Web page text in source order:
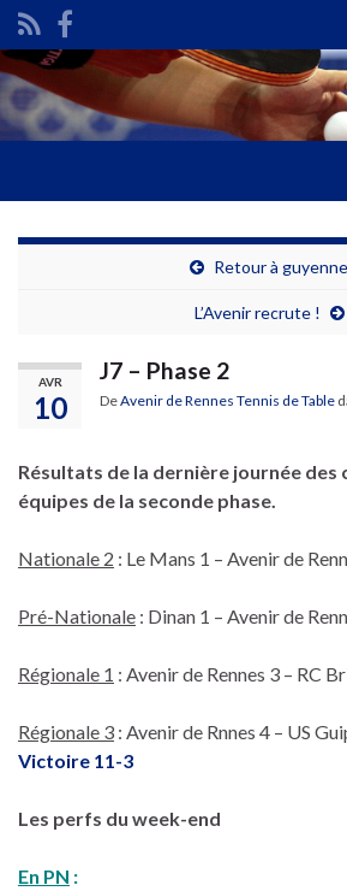
Search for:
Retour à guyenne
L’Avenir recrute !
AVR
10
J7 – Phase 2
DeAvenir de Rennes Tennis de Table
Résultats de la dernière journée des
équipes de la seconde phase.
Nationale 2 : Le Mans 1 – Avenir de
Pré-Nationale : Dinan 1 – Avenir de
Régionale 1 : Avenir de Rennes 3 – RC
Régionale 3 : Avenir de Rnnes 4 – US
Victoire 11-3
Les perfs du week-end
En PN :